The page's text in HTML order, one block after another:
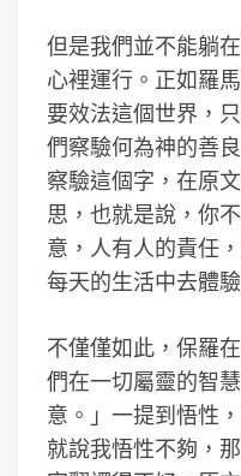
但是我們並不能躺
心裡運行。正如羅
要效法這個世界，
們察驗何為神的善良
察驗這個字，在原
思，也就是說，你
意，人有人的責任
每天的生活中去體
不僅僅如此，保羅
們在一切屬靈的智
意。」一提到悟性
就說我悟性不夠，